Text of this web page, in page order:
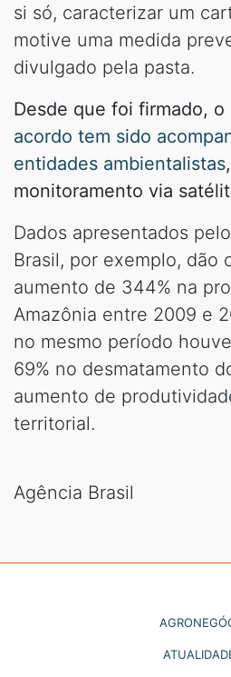
si só, caracterizar um
motive uma medida
divulgado pela pasta.
Desde que foi firmado, o
acordo tem sido
entidades ambientalistas
monitoramento via
Dados apresentados
Brasil, por exemplo, dão
aumento de 344% na
Amazônia entre 2009 e
no mesmo período
69% no desmatamento
aumento de
territorial.
Agência Brasil